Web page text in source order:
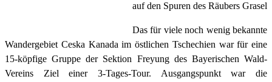
auf den Spuren des Räubers Grasel
Das für viele noch wenig bekannte
Wandergebiet Ceska Kanada im östlichen Tschechien war für eine
15-köpfige Gruppe der Sektion Freyung des Bayerischen Wald-
Vereins Ziel einer 3-Tages-Tour. Ausgangspunkt war die